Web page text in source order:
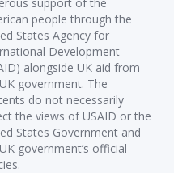
people through the
States Agency for
Development
alongside UK aid from
government. The
do not necessarily
the views of USAID or the
States Government and
government’s official